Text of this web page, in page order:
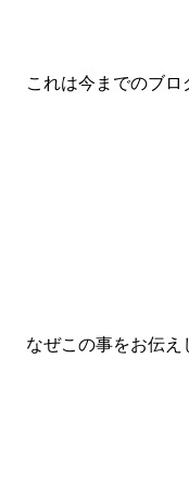
これは今までのブロ
なぜこの事をお伝え